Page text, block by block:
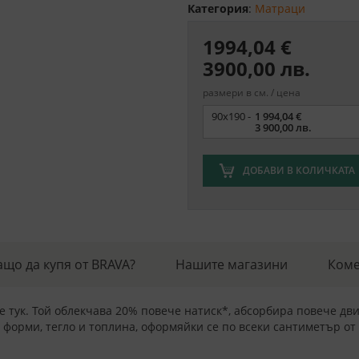
Категория: Матраци
1994,04 €
3900,00 лв.
размери в см. / цена
Размер
90x190 - 1 994,04 €
3 900,00 лв.
ДОБАВИ В КОЛИЧКАТА
да купя от BRAVA? Нашите магазини
Той облекчава 20% повече натиск*, абсорбира повече
тегло и топлина, оформяйки се по всеки сантиметър